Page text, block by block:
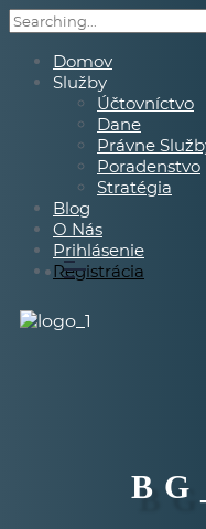
Domov
Služby
Účtovníctvo
Dane
Právne
Poradenstvo
Stratégia
Blog
O Nás
Prihlásenie
Registrácia